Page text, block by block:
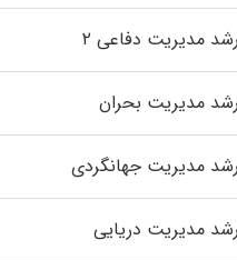
مدیریت دفاعی ۲
مدیریت بحران
مدیریت جهانگردی
مدیریت دریایی